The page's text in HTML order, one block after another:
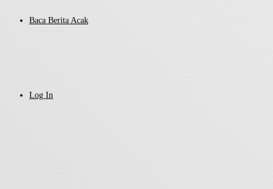
Baca Berita Acak
Log In